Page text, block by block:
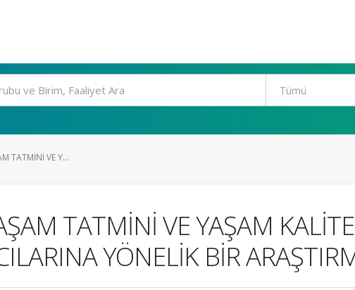
TATMİNİ VE Y...
TATMİNİ VE YAŞAM
YÖNELİK BİR